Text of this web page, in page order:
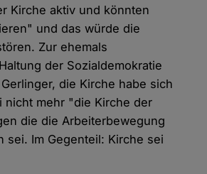
Kirche aktiv und könnten
und das würde die
Zur ehemals
der Sozialdemokratie
die Kirche habe sich
nicht mehr "die Kirche der
die die Arbeiterbewegung
sei. Im Gegenteil: Kirche sei